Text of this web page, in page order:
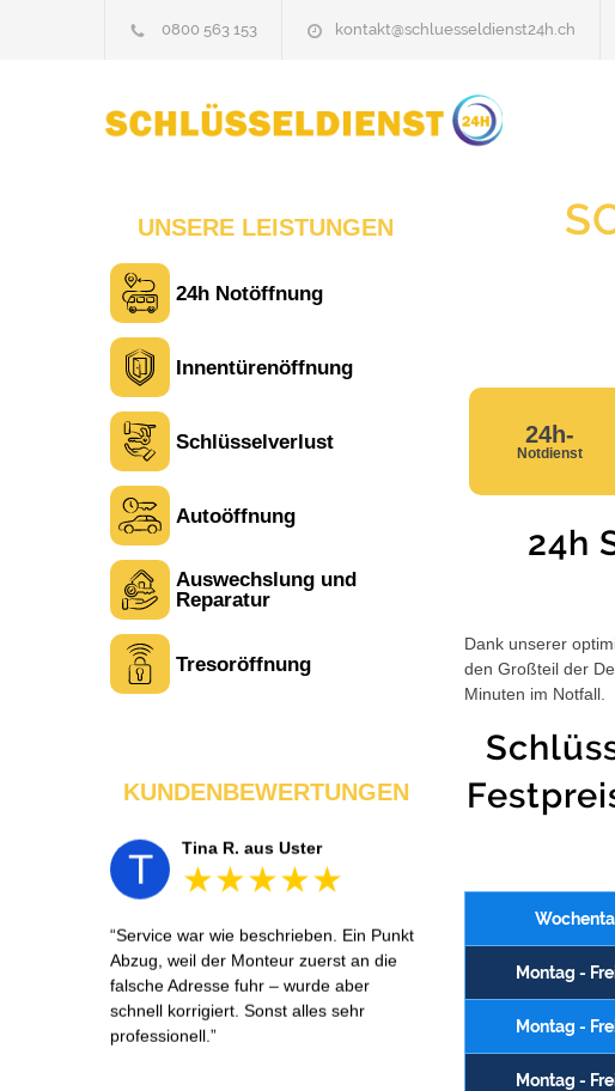
0800 563 153 kontakt@schluesseldienst24h.ch
24h-
Notdienst
24h
Dank unserer
den Großteil der
Minuten im Notfall.
Montag -
Montag -
Montag -
UNSERE LEISTUNGEN
24h Notöffnung
Innentürenöffnung
Schlüsselverlust
Autoöffnung
Auswechslung und
Reparatur
Tresoröffnung
KUNDENBEWERTUNGEN
L Laura M. aus Zürich
Sehr freundlich am Telefon und vor Ort.
Die Türöffnung ging schnell, aber ich
T Tina R. aus Uster
Service war wie beschrieben. Ein Punkt
Abzug, weil der Monteur zuerst an die
falsche Adresse fuhr – wurde aber
schnell korrigiert. Sonst alles sehr
professionell.